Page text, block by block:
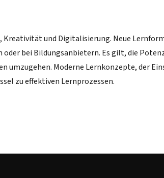
und Digitalisierung. Neue
oder bei Bildungsanbietern. Es gilt, die
umzugehen. Moderne Lernkonzepte, der
zu effektiven Lernprozessen.